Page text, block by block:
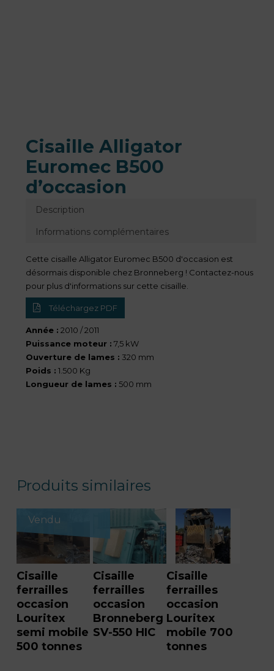
Cisaille Alligator
Euromec B500
d’occasion
Description
Informations complémentaires
Cette cisaille Alligator Euromec B500 d'occasion est
désormais disponible chez Bronneberg ! Contactez-nous
pour plus d'informations sur cette cisaille.
Téléchargez PDF
Année : 2010 / 2011
Puissance moteur : 7,5 kW
Ouverture de lames : 320 mm
Poids : 1.500 Kg
Longueur de lames : 500 mm
Produits similaires
Vendu
Cisaille
ferrailles
occasion
Louritex
semi mobile
500 tonnes
Cisaille
ferrailles
occasion
Bronneberg
SV-550 HIC
Cisaille
ferrailles
occasion
Louritex
mobile 700
tonnes